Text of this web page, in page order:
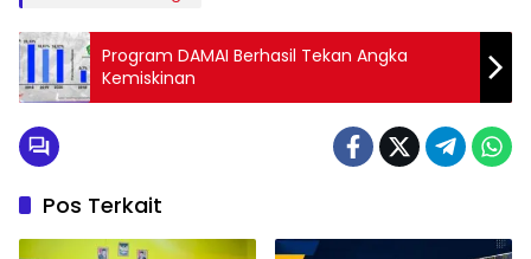
Program DAMAI Berhasil Tekan Angka
Kemiskinan
Pos Terkait